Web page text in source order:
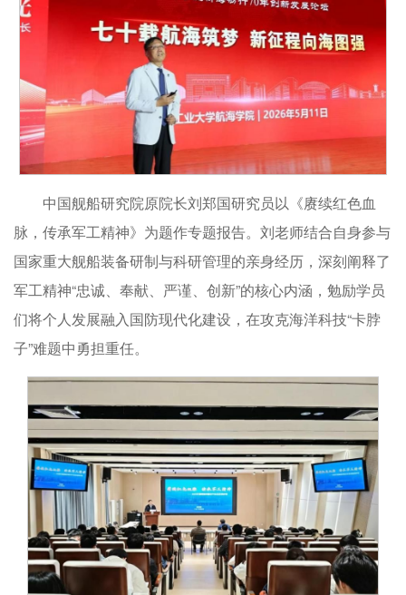
中国舰船研究院原院长刘郑国研究员以《赓续红色血
脉，传承军工精神》为题作专题报告。刘老师结合自身参与
国家重大舰船装备研制与科研管理的亲身经历，深刻阐释了
军工精神“忠诚、奉献、严谨、创新”的核心内涵，勉励学员
们将个人发展融入国防现代化建设，在攻克海洋科技“卡脖
子”难题中勇担重任。